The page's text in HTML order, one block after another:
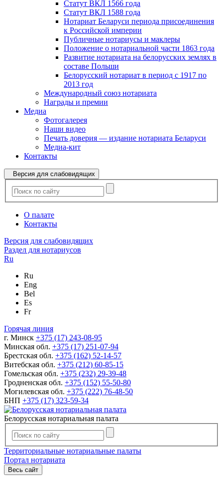
Статут ВКЛ 1566 года
Статут ВКЛ 1588 года
Нотариат Беларуси периода присоединения
к Российской империи
Публичные нотариусы и маклеры
Положение о нотариальной части 1863 года
Развитие нотариата на белорусских землях в
составе Польши
Белорусский нотариат в период с 1917 по
2013 год
Международный союз нотариата
Награды и премии
Медиа
Фотогалерея
Наши видео
Печать доверия — издание нотариата Беларуси
Медиа-кит
Контакты
Версия для слабовидящих
О палате
Контакты
Версия для слабовидящих
Раздел для нотариусов
Ru
Ru
Eng
Bel
Es
Fr
Горячая линия
г. Минск +375 (17) 243-08-95
Минская обл. +375 (17) 251-07-94
Брестская обл. +375 (162) 52-14-57
Витебская обл. +375 (212) 60-85-15
Гомельская обл. +375 (232) 29-39-48
Гродненская обл. +375 (152) 55-50-80
Могилевская обл. +375 (222) 76-48-50
БНП +375 (17) 323-59-34
Белорусская нотариальная палата
Территориальные нотариальные палаты
Портал нотариата
Весь сайт